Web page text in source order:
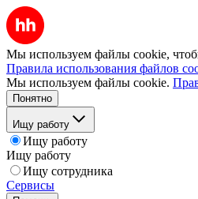
Мы используем файлы cookie,
Правила использования файлов
Мы используем файлы cookie.
Понятно
Ищу работу
Ищу работу
Ищу работу
Ищу сотрудника
Сервисы